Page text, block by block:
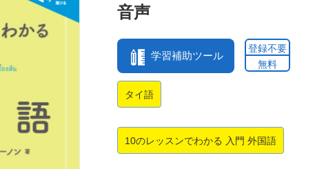
音声
学習補助ツール
登録不要
無料
タイ語
10のレッスンでわかる 入門 外国語